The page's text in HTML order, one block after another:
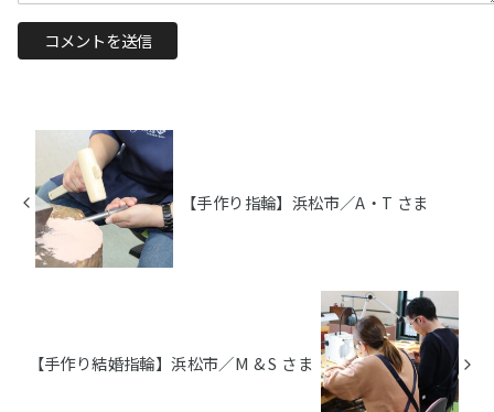
【手作り指輪】浜松市／A・T さま
【手作り結婚指輪】浜松市／M & S さま